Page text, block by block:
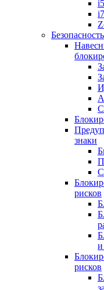
Безопасность
знаки
рисков
и
рисков